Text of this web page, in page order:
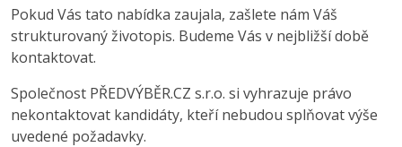
Pokud Vás tato nabídka zaujala, zašlete nám Váš
strukturovaný životopis. Budeme Vás v nejbližší době
kontaktovat.
Společnost PŘEDVÝBĚR.CZ s.r.o. si vyhrazuje právo
nekontaktovat kandidáty, kteří nebudou splňovat výše
uvedené požadavky.